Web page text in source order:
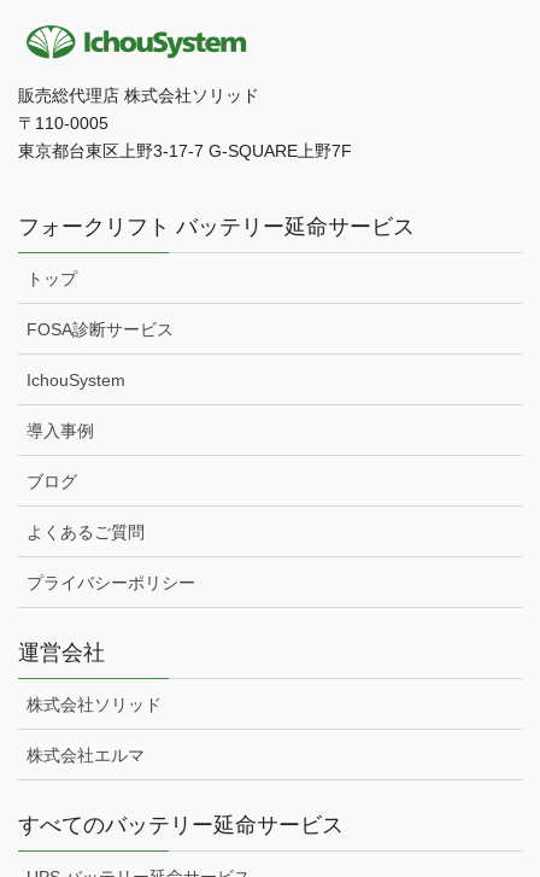
販売総代理店 株式会社ソリッド
〒110-0005
東京都台東区上野3-17-7 G-SQUARE上野7F
フォークリフト バッテリー延命サービス
トップ
FOSA診断サービス
IchouSystem
導入事例
ブログ
よくあるご質問
プライバシーポリシー
運営会社
株式会社ソリッド
株式会社エルマ
すべてのバッテリー延命サービス